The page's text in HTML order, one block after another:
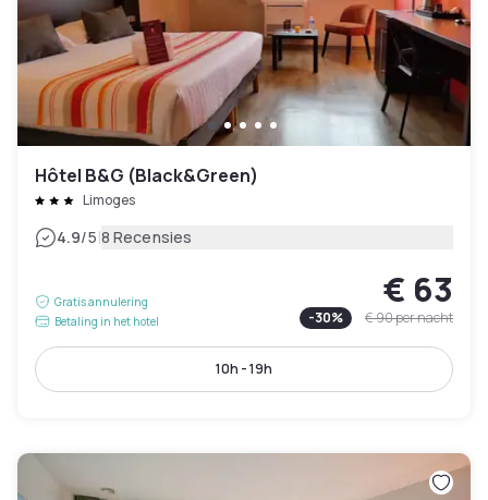
Hôtel B&G (Black&Green)
Limoges
4.9/5|8 Recensies
Gratis annulering
Betaling in het hotel
€ 63
-30% € 90per nacht
10h - 19h